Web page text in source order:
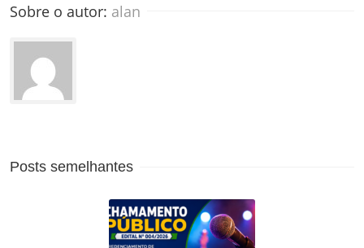
Sobre o autor: alan
Posts semelhantes